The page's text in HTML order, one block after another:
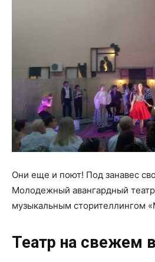
Они еще и поют! Под занавес
Молодежный авангардный
музыкальным сторителлингом
Театр на свежем